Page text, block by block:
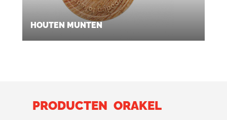
HOUTEN MUNTEN
PRODUCTEN ORAKEL